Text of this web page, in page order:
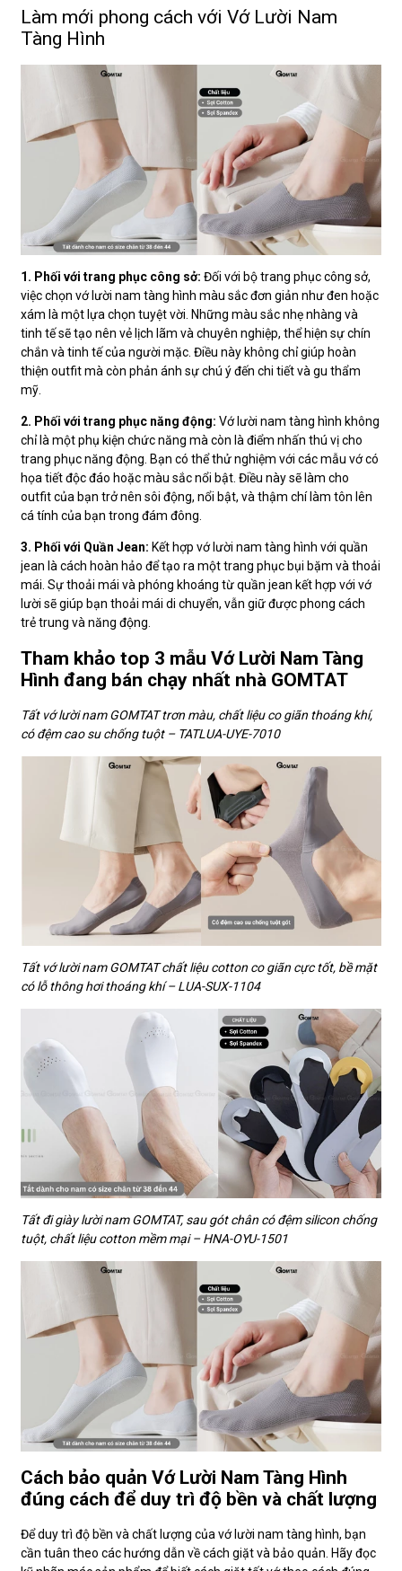
Làm mới phong cách với Vớ Lười Nam
Tàng Hình
1. Phối với trang phục công sở: Đối với bộ trang phục công sở,
việc chọn vớ lười nam tàng hình màu sắc đơn giản như đen hoặc
xám là một lựa chọn tuyệt vời. Những màu sắc nhẹ nhàng và
tinh tế sẽ tạo nên vẻ lịch lãm và chuyên nghiệp, thể hiện sự chín
chắn và tinh tế của người mặc. Điều này không chỉ giúp hoàn
thiện outfit mà còn phản ánh sự chú ý đến chi tiết và gu thẩm
mỹ.
2. Phối với trang phục năng động: Vớ lười nam tàng hình không
chỉ là một phụ kiện chức năng mà còn là điểm nhấn thú vị cho
trang phục năng động. Bạn có thể thử nghiệm với các mẫu vớ có
họa tiết độc đáo hoặc màu sắc nổi bật. Điều này sẽ làm cho
outfit của bạn trở nên sôi động, nổi bật, và thậm chí làm tôn lên
cá tính của bạn trong đám đông.
3. Phối với Quần Jean: Kết hợp vớ lười nam tàng hình với quần
jean là cách hoàn hảo để tạo ra một trang phục bụi bặm và thoải
mái. Sự thoải mái và phóng khoáng từ quần jean kết hợp với vớ
lười sẽ giúp bạn thoải mái di chuyển, vẫn giữ được phong cách
trẻ trung và năng động.
Tham khảo top 3 mẫu Vớ Lười Nam Tàng
Hình đang bán chạy nhất nhà GOMTAT
Tất vớ lười nam GOMTAT trơn màu, chất liệu co giãn thoáng khí,
có đệm cao su chống tuột – TATLUA-UYE-7010
Tất vớ lười nam GOMTAT chất liệu cotton co giãn cực tốt, bề mặt
có lỗ thông hơi thoáng khí – LUA-SUX-1104
Tất đi giày lười nam GOMTAT, sau gót chân có đệm silicon chống
tuột, chất liệu cotton mềm mại – HNA-OYU-1501
Cách bảo quản Vớ Lười Nam Tàng Hình
đúng cách để duy trì độ bền và chất lượng
Để duy trì độ bền và chất lượng của vớ lười nam tàng hình, bạn
cần tuân theo các hướng dẫn về cách giặt và bảo quản. Hãy đọc